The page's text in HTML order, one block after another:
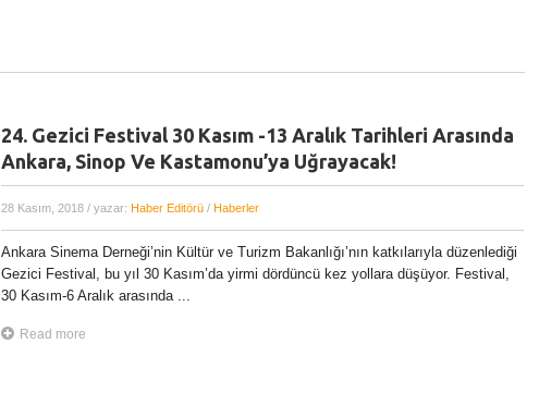
24. Gezici Festival 30 Kasım -13 Aralık Tarihleri Arasında
Ankara, Sinop Ve Kastamonu’ya Uğrayacak!
28 Kasım, 2018 / yazar: Haber Editörü/ Haberler
Ankara Sinema Derneği’nin Kültür ve Turizm Bakanlığı’nın katkılarıyla düzenlediği
Gezici Festival, bu yıl 30 Kasım’da yirmi dördüncü kez yollara düşüyor. Festival,
30 Kasım-6 Aralık arasında ...
Read more